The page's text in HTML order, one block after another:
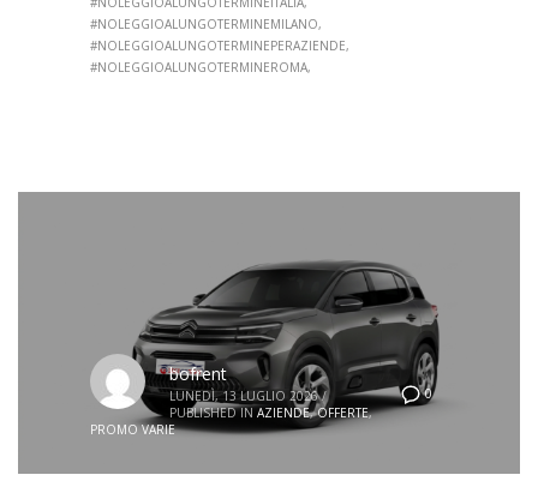
#NOLEGGIOALUNGOTERMINEMILANO
#NOLEGGIOALUNGOTERMINEPERAZIENDE
#NOLEGGIOALUNGOTERMINEROMA
0
bofrent
LUNEDÌ, 13 LUGLIO 2026 /
PUBLISHED IN AZIENDE,OFFERTE,
PROMO VARIE